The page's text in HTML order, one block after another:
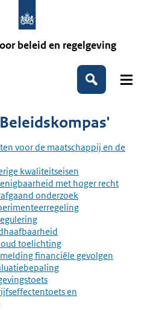
beleid en regelgeving
Zoeken
voor de maatschappij en de
kwaliteitseisen
met hoger recht
onderzoek
toelichting
financiële gevolgen
en